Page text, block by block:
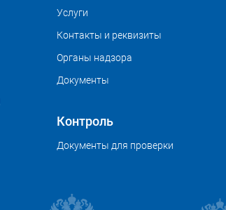
Услуги
Контакты и реквизиты
Органы надзора
Документы
Контроль
Документы для проверки